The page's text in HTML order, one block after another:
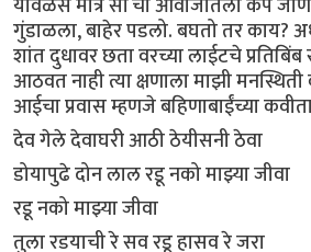
गुंडाळला, बाहेर पडलो. बघतो तर काय?
शांत दुधावर छता वरच्या लाईटचे
आठवत नाही त्या क्षणाला माझी मनस्थिती
आईचा प्रवास म्हणजे बहिणाबाईंच्या
देव गेले देवाघरी आठी ठेयीसनी ठेवा
डोयापुढे दोन लाल रडू नको माझ्या जीवा
रडू नको माझ्या जीवा
तुला रडयाची रे सव रडू हासव रे जरा